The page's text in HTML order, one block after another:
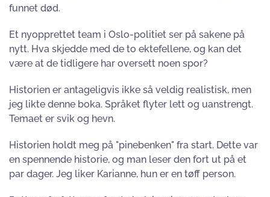
funnet død.
Et nyopprettet team i Oslo-politiet ser på sakene på
nytt. Hva skjedde med de to ektefellene, og kan det
være at de tidligere har oversett noen spor?
Historien er antageligvis ikke så veldig realistisk, men
jeg likte denne boka. Språket flyter lett og uanstrengt.
Temaet er svik og hevn.
Historien holdt meg på "pinebenken" fra start. Dette var
en spennende historie, og man leser den fort ut på et
par dager. Jeg liker Karianne, hun er en tøff person.